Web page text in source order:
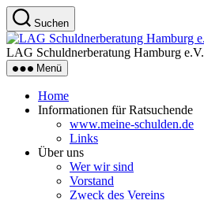
Zum
Inhalt
springen
Suchen
LAG Schuldnerberatung Hamburg e.V.
Menü
Home
Informationen für Ratsuchende
www.meine-schulden.de
Links
Über uns
Wer wir sind
Vorstand
Zweck des Vereins